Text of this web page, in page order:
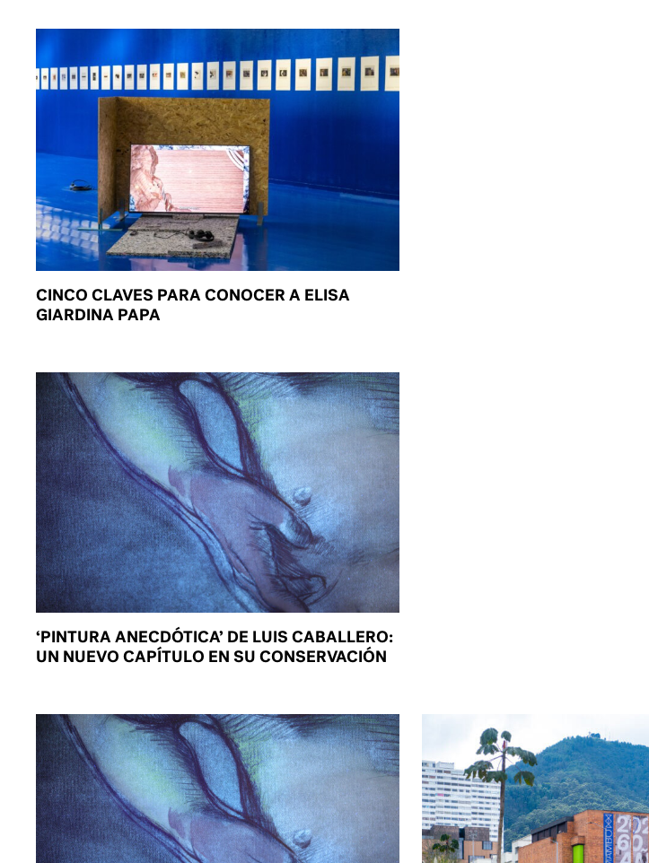
CINCO CLAVES PARA CONOCER A ELISA
GIARDINA PAPA
‘PINTURA ANECDÓTICA’ DE LUIS CABALLERO:
UN NUEVO CAPÍTULO EN SU CONSERVACIÓN